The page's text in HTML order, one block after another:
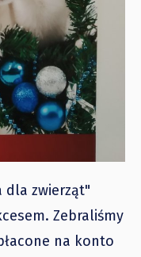
dla zwierząt"
Zebraliśmy
na konto